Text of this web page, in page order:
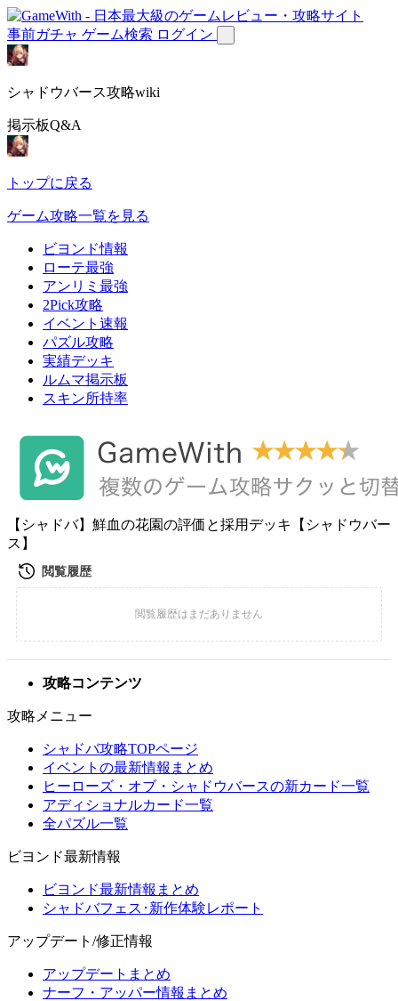
事前ガチャ ゲーム検索 ログイン
シャドウバース攻略wiki
掲示板Q&A
トップに戻る
ゲーム攻略一覧を見る
ビヨンド情報
ローテ最強
アンリミ最強
2Pick攻略
イベント速報
パズル攻略
実績デッキ
ルムマ掲示板
スキン所持率
【シャドバ】鮮血の花園の評価と採用デッキ【シャドウバー
ス】
攻略コンテンツ
攻略メニュー
シャドバ攻略TOPページ
イベントの最新情報まとめ
ヒーローズ・オブ・シャドウバースの新カード一覧
アディショナルカード一覧
全パズル一覧
ビヨンド最新情報
ビヨンド最新情報まとめ
シャドバフェス･新作体験レポート
アップデート/修正情報
アップデートまとめ
ナーフ・アッパー情報まとめ